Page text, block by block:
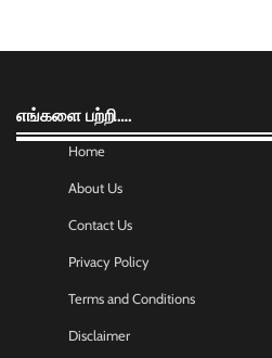
எங்களை பற்றி….
Home
About Us
Contact Us
Privacy Policy
Terms and Conditions
Disclaimer